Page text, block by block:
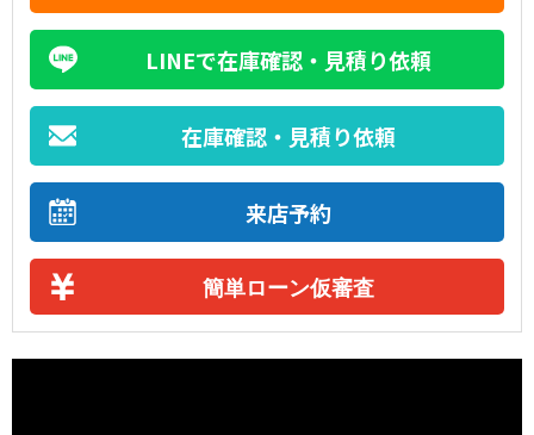
LINEで在庫確認・見積り依頼
在庫確認・見積り依頼
来店予約
簡単ローン仮審査